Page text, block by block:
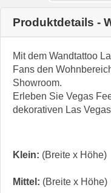
Produktdetails -
Mit dem Wandtattoo
Fans den
Showroom.
Erleben Sie Vegas
dekorativen Las
Klein: (Breite x Höhe)
Mittel: (Breite x Höhe)